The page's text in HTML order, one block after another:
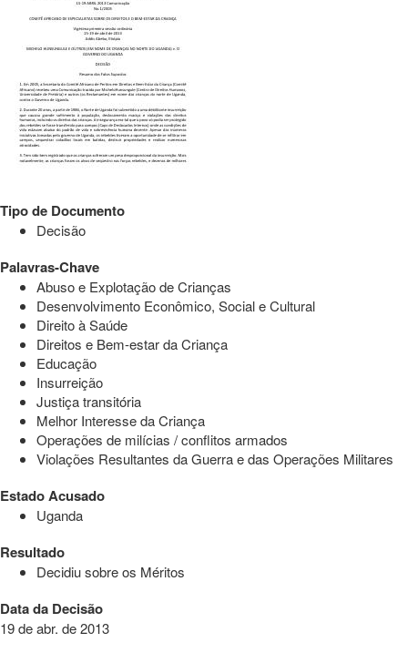
Tipo de Documento
Decisão
Palavras-Chave
Abuso e Explotação de Crianças
Desenvolvimento Econômico, Social e Cultural
Direito à Saúde
Direitos e Bem-estar da Criança
Educação
Insurreição
Justiça transitória
Melhor Interesse da Criança
Operações de milícias / conflitos armados
Violações Resultantes da Guerra e das Operações Militares
Estado Acusado
Uganda
Resultado
Decidiu sobre os Méritos
Data da Decisão
19 de abr. de 2013